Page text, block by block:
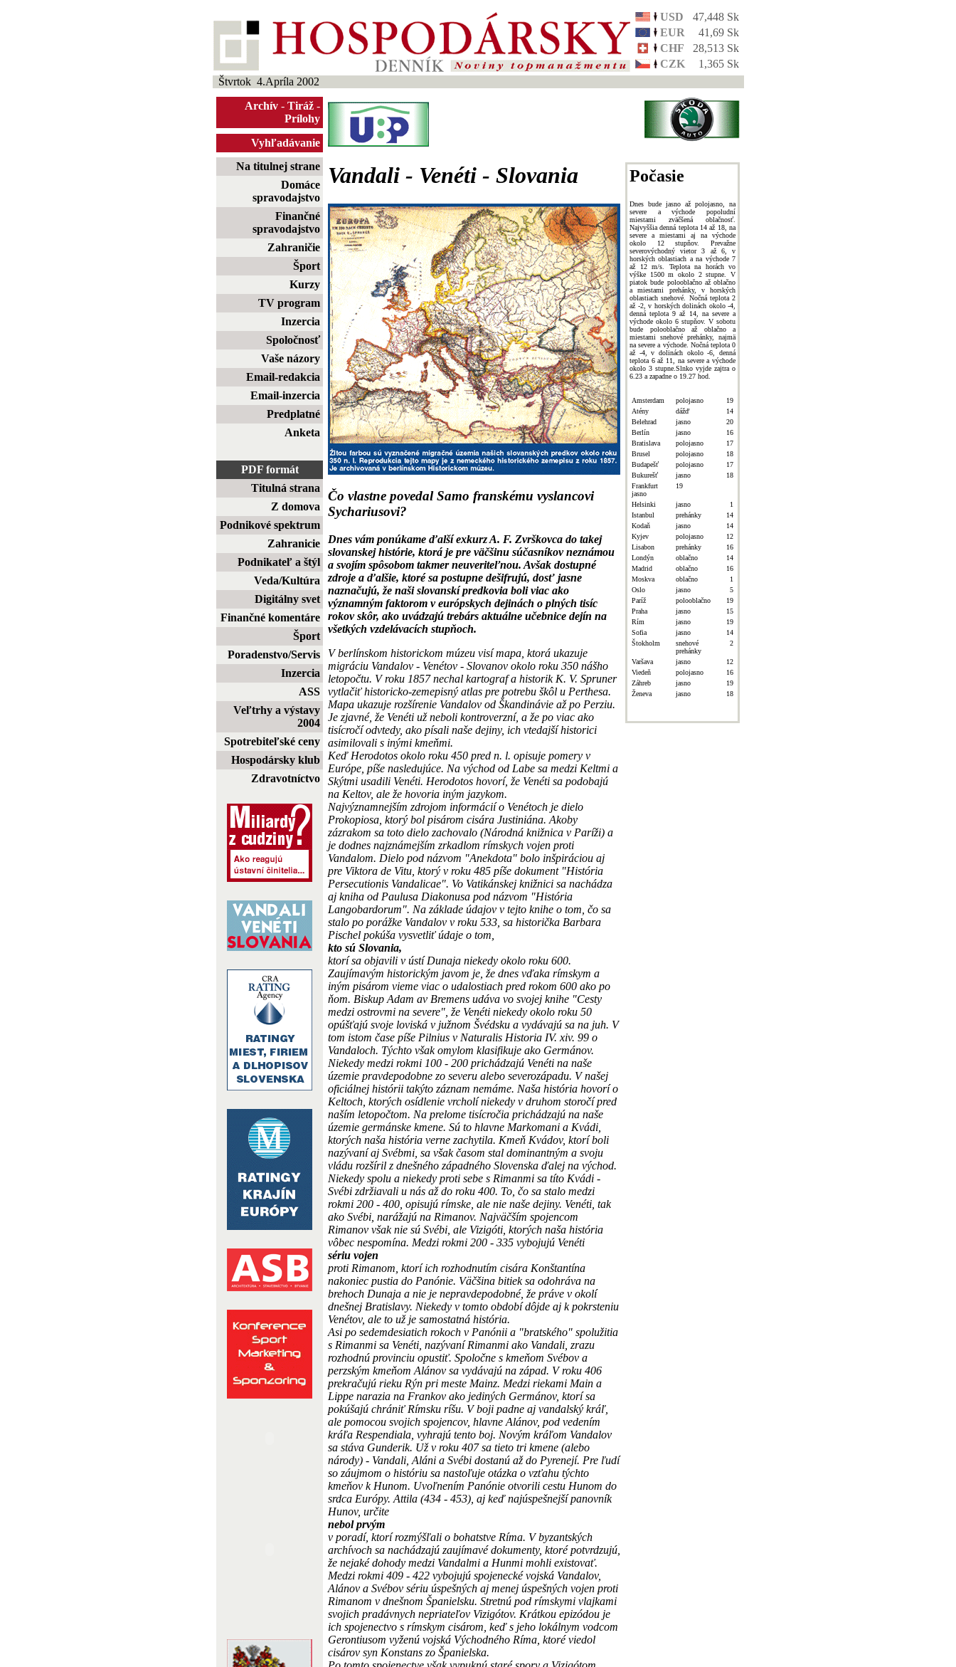
USD
47,448 Sk
EUR
41,69 Sk
CHF
28,513 Sk
CZK
1,365 Sk
Štvrtok 4.Apríla 2002
Archív - Tiráž -
Prílohy
Vyhľadávanie
Na titulnej strane
Domáce
spravodajstvo
Finančné
spravodajstvo
Zahraničie
Šport
Kurzy
TV program
Inzercia
Spoločnosť
Vaše názory
Email-redakcia
Email-inzercia
Predplatné
Anketa
PDF formát
Titulná strana
Z domova
Podnikové spektrum
Zahranicie
Podnikateľ a štýl
Veda/Kultúra
Digitálny svet
Finančné komentáre
Šport
Poradenstvo/Servis
Inzercia
ASS
Veľtrhy a výstavy
2004
Spotrebiteľské ceny
Hospodársky klub
Zdravotníctvo
Vandali - Venéti - Slovania
Čo vlastne povedal Samo franskému vyslancovi
Sychariusovi?
Dnes vám ponúkame ďalší exkurz A. F. Zvrškovca do takej
slovanskej histórie, ktorá je pre väčšinu súčasníkov neznámou
a svojím spôsobom takmer neuveriteľnou. Avšak dostupné
zdroje a ďalšie, ktoré sa postupne dešifrujú, dosť jasne
naznačujú, že naši slovanskí predkovia boli viac ako
významným faktorom v európskych dejinách o plných tisíc
rokov skôr, ako uvádzajú trebárs aktuálne učebnice dejín na
všetkých vzdelávacích stupňoch.
V berlínskom historickom múzeu visí mapa, ktorá ukazuje
migráciu Vandalov - Venétov - Slovanov okolo roku 350 nášho
letopočtu. V roku 1857 nechal kartograf a historik K. V. Spruner
vytlačiť historicko-zemepisný atlas pre potrebu škôl u Perthesa.
Mapa ukazuje rozšírenie Vandalov od Škandinávie až po Perziu.
Je zjavné, že Venéti už neboli kontroverzní, a že po viac ako
tisícročí odvtedy, ako písali naše dejiny, ich vtedajší historici
asimilovali s inými kmeňmi.
Keď Herodotos okolo roku 450 pred n. l. opisuje pomery v
Európe, píše nasledujúce. Na východ od Labe sa medzi Keltmi a
Skýtmi usadili Venéti. Herodotos hovorí, že Venéti sa podobajú
na Keltov, ale že hovoria iným jazykom.
Najvýznamnejším zdrojom informácií o Venétoch je dielo
Prokopiosa, ktorý bol pisárom cisára Justiniána. Akoby
zázrakom sa toto dielo zachovalo (Národná knižnica v Paríži) a
je dodnes najznámejším zrkadlom rímskych vojen proti
Vandalom. Dielo pod názvom "Anekdota" bolo inšpiráciou aj
pre Viktora de Vitu, ktorý v roku 485 píše dokument "História
Persecutionis Vandalicae". Vo Vatikánskej knižnici sa nachádza
aj kniha od Paulusa Diakonusa pod názvom "História
Langobardorum". Na základe údajov v tejto knihe o tom, čo sa
stalo po porážke Vandalov v roku 533, sa historička Barbara
Pischel pokúša vysvetliť údaje o tom,
kto sú Slovania,
ktorí sa objavili v ústí Dunaja niekedy okolo roku 600.
Zaujímavým historickým javom je, že dnes vďaka rímskym a
iným pisárom vieme viac o udalostiach pred rokom 600 ako po
ňom. Biskup Adam av Bremens udáva vo svojej knihe "Cesty
medzi ostrovmi na severe", že Venéti niekedy okolo roku 50
opúšťajú svoje loviská v južnom Švédsku a vydávajú sa na juh. V
tom istom čase píše Pilnius v Naturalis Historia IV. xiv. 99 o
Vandaloch. Týchto však omylom klasifikuje ako Germánov.
Niekedy medzi rokmi 100 - 200 prichádzajú Venéti na naše
územie pravdepodobne zo severu alebo severozápadu. V našej
oficiálnej histórii takýto záznam nemáme. Naša história hovorí o
Keltoch, ktorých osídlenie vrcholí niekedy v druhom storočí pred
naším letopočtom. Na prelome tisícročia prichádzajú na naše
územie germánske kmene. Sú to hlavne Markomani a Kvádi,
ktorých naša história verne zachytila. Kmeň Kvádov, ktorí boli
nazývaní aj Svébmi, sa však časom stal dominantným a svoju
vládu rozšíril z dnešného západného Slovenska ďalej na východ.
Niekedy spolu a niekedy proti sebe s Rimanmi sa títo Kvádi -
Svébi zdržiavali u nás až do roku 400. To, čo sa stalo medzi
rokmi 200 - 400, opisujú rímske, ale nie naše dejiny. Venéti, tak
ako Svébi, narážajú na Rimanov. Najväčším spojencom
Rimanov však nie sú Svébi, ale Vizigóti, ktorých naša história
vôbec nespomína. Medzi rokmi 200 - 335 vybojujú Venéti
sériu vojen
proti Rimanom, ktorí ich rozhodnutím cisára Konštantína
nakoniec pustia do Panónie. Väčšina bitiek sa odohráva na
brehoch Dunaja a nie je nepravdepodobné, že práve v okolí
dnešnej Bratislavy. Niekedy v tomto období dôjde aj k pokrsteniu
Venétov, ale to už je samostatná história.
Asi po sedemdesiatich rokoch v Panónii a "bratského" spolužitia
s Rimanmi sa Venéti, nazývaní Rimanmi ako Vandali, zrazu
rozhodnú provinciu opustiť. Spoločne s kmeňom Svébov a
perzským kmeňom Alánov sa vydávajú na západ. V roku 406
prekračujú rieku Rýn pri meste Mainz. Medzi riekami Main a
Lippe narazia na Frankov ako jediných Germánov, ktorí sa
pokúšajú chrániť Rímsku ríšu. V boji padne aj vandalský kráľ,
ale pomocou svojich spojencov, hlavne Alánov, pod vedením
kráľa Respendiala, vyhrajú tento boj. Novým kráľom Vandalov
sa stáva Gunderik. Už v roku 407 sa tieto tri kmene (alebo
národy) - Vandali, Aláni a Svébi dostanú až do Pyrenejí. Pre ľudí
so záujmom o históriu sa nastoľuje otázka o vzťahu týchto
kmeňov k Hunom. Uvoľnením Panónie otvorili cestu Hunom do
srdca Európy. Attila (434 - 453), aj keď najúspešnejší panovník
Hunov, určite
nebol prvým
v poradí, ktorí rozmýšľali o bohatstve Ríma. V byzantských
archívoch sa nachádzajú zaujímavé dokumenty, ktoré potvrdzujú,
že nejaké dohody medzi Vandalmi a Hunmi mohli existovať.
Medzi rokmi 409 - 422 vybojujú spojenecké vojská Vandalov,
Alánov a Svébov sériu úspešných aj menej úspešných vojen proti
Rimanom v dnešnom Španielsku. Stretnú pod rímskymi vlajkami
svojich pradávnych nepriateľov Vizigótov. Krátkou epizódou je
ich spojenectvo s rímskym cisárom, keď s jeho lokálnym vodcom
Gerontiusom vyženú vojská Východného Ríma, ktoré viedol
cisárov syn Konstans zo Španielska.
Počasie
Dnes bude jasno až polojasno, na
severe a východe popoludní
miestami zväčšená oblačnosť.
Najvyššia denná teplota 14 až 18, na
severe a miestami aj na východe
okolo 12 stupňov. Prevažne
severovýchodný vietor 3 až 6, v
horských oblastiach a na východe 7
až 12 m/s. Teplota na horách vo
výške 1500 m okolo 2 stupne. V
piatok bude polooblačno až oblačno
a miestami prehánky, v horských
oblastiach snehové. Nočná teplota 2
až -2, v horských dolinách okolo -4,
denná teplota 9 až 14, na severe a
východe okolo 6 stupňov. V sobotu
bude polooblačno až oblačno a
miestami snehové prehánky, najmä
na severe a východe. Nočná teplota 0
až -4, v dolinách okolo -6, denná
teplota 6 až 11, na severe a východe
okolo 3 stupne.Slnko vyjde zajtra o
6.23 a zapadne o 19.27 hod.
Amsterdam polojasno
19
Atény
dážď
14
Belehrad
jasno
20
Berlín
jasno
16
Bratislava
polojasno
17
Brusel
polojasno
18
Budapešť
polojasno
17
Bukurešť
jasno
18
Frankfurt
jasno
19
Helsinki jasno
1
Istanbul
prehánky
14
Kodaň
jasno
14
Kyjev
polojasno
12
Lisabon
prehánky
16
Londýn
oblačno
14
Madrid
oblačno
16
Moskva
oblačno
1
Oslo
jasno
5
Paríž
polooblačno
19
Praha
jasno
15
Rím
jasno
19
Sofia
jasno
14
Štokholm
snehové
prehánky
2
Varšava jasno
12
Viedeň
polojasno
16
Záhreb
jasno
19
Ženeva
jasno 18